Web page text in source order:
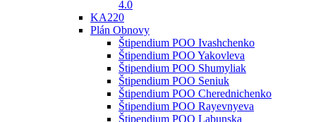
4.0
KA220
Plán Obnovy
Štipendium POO Ivashchenko
Štipendium POO Yakovleva
Štipendium POO Shumyliak
Štipendium POO Seniuk
Štipendium POO Cherednichenko
Štipendium POO Rayevnyeva
Štipendium POO Labunska